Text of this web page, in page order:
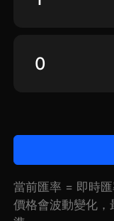
當前匯率 = 即時
價格會波動變化